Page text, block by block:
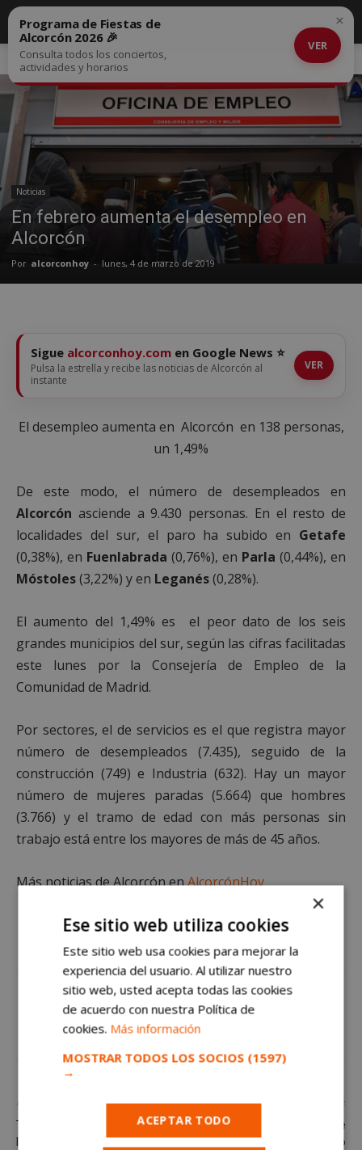
Inicio Noticias
Noticias
En febrero aumenta el desempleo en
Alcorcón
Por alcorconhoy - lunes, 4 de marzo de 2019
Programa de Fiestas de
Alcorcón 2026 🎉
Consulta todos los conciertos,
actividades y horarios
VER
×
Sigue alcorconhoy.com en Google News ⭐
Pulsa la estrella y recibe las noticias de Alcorcón al
instante
VER
El desempleo aumenta en Alcorcón en 138 personas,
un 1,49%
De este modo, el número de desempleados en
Alcorcón asciende a 9.430 personas. En el resto de
localidades del sur, el paro ha subido en Getafe
(0,38%), en Fuenlabrada (0,76%), en Parla (0,44%), en
Móstoles(3,22%) y en Leganés(0,28%).
El aumento del 1,49% es el peor dato de los seis
grandes municipios del sur, según las cifras facilitadas
este lunes por la Consejería de Empleo de la
Comunidad de Madrid.
Por sectores, el de servicios es el que registra mayor
número de desempleados (7.435), seguido de la
construcción (749) e Industria (632). Hay un mayor
número de mujeres paradas (5.664) que hombres
(3.766) y el tramo de edad con más personas sin
trabajo está entre los mayores de más de 45 años.
Más noticias de Alcorcón enAlcorcónHoy
Artículo anterior
Taller “Salud y violencia hacia
las mujeres en Alcorcón
Artículo siguiente
La línea 2 de Metro Madrid se
volverá abrir en Mayo
×
Ese sitio web utiliza cookies
Este sitio web usa cookies para mejorar la
experiencia del usuario. Al utilizar nuestro
sitio web, usted acepta todas las cookies
de acuerdo con nuestra Política de
cookies. Más información
MOSTRAR TODOS LOS SOCIOS (1597)
→
ACEPTAR TODO